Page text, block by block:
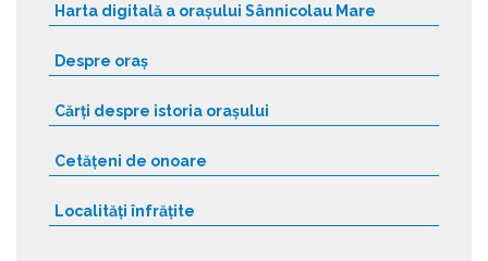
Harta digitală a orașului Sânnicolau Mare
Despre oraș
Cărți despre istoria orașului
Cetățeni de onoare
Localități înfrățite